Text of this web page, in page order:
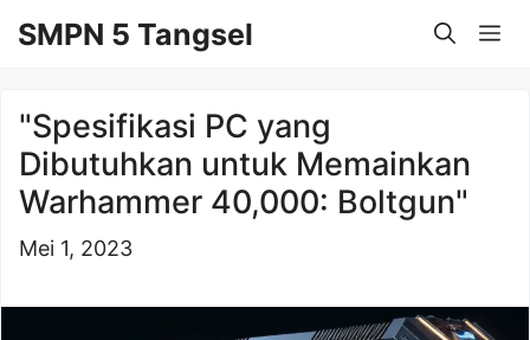
keSMPN 5 Tangsel
"Spesifikasi PC yang
Dibutuhkan untuk Memainkan
Warhammer 40,000: Boltgun"
Mei 1, 2023